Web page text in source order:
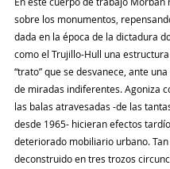
sobre los monumentos,
dada en la época de la dictadura
como el Trujillo-Hull una
“trato” que se desvanece, ante
de miradas indiferentes. Agoniza
las balas atravesadas -de las
desde 1965- hicieran efectos
deteriorado mobiliario urbano.
deconstruido en tres trozos